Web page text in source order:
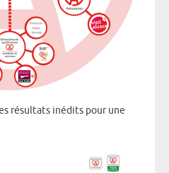
résultats inédits pour une